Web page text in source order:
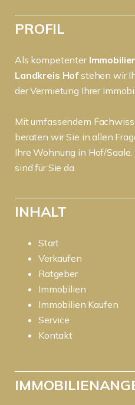
PROFIL
Als kompetenter
Landkreis Hofstehen wir
der Vermietung Ihrer
Mit umfassendem
beraten wir Sie in allen
Ihre Wohnung in Hof/
sind für Sie da.
INHALT
Start
Verkaufen
Ratgeber
Immobilien
Immobilien Kaufen
Service
Kontakt